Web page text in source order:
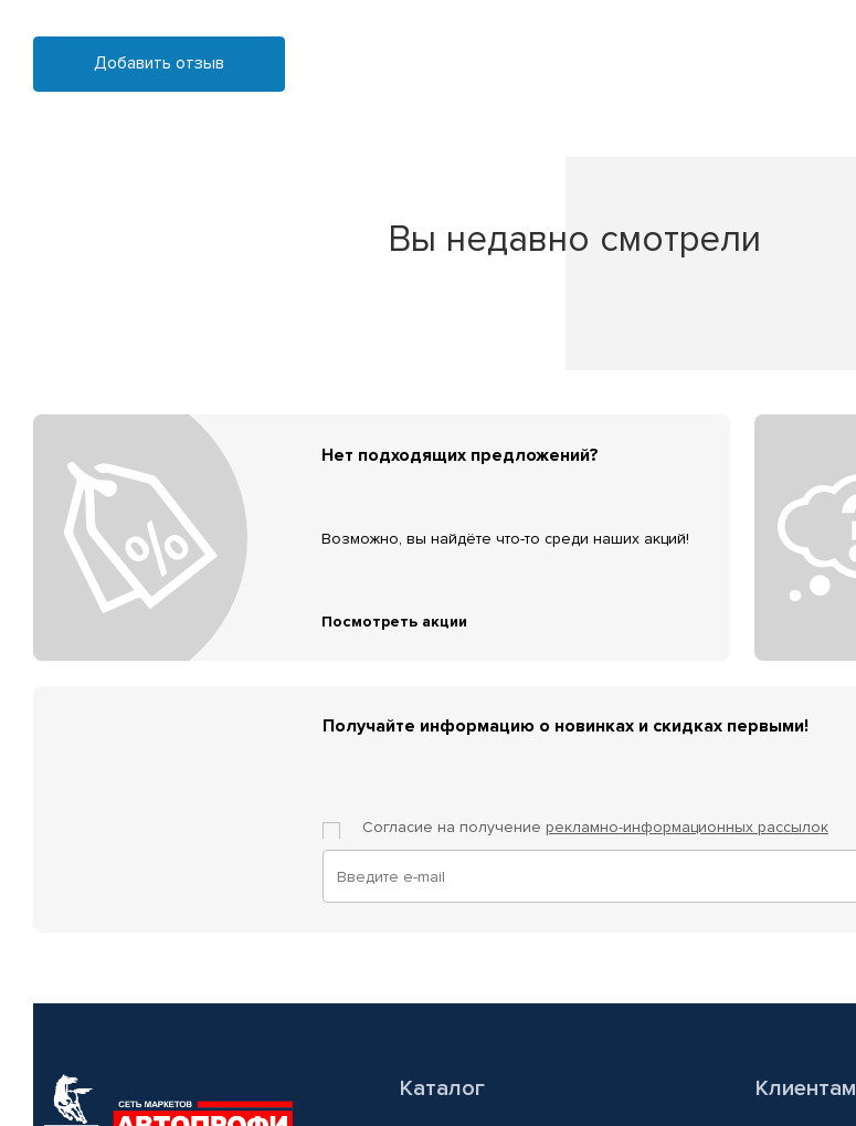
Добавить отзыв
Вы недавно смотрели
Нет подходящих предложений?
Возможно, вы найдёте что-то среди наших акций!
Посмотреть акции
Получайте информацию о новинках и скидках первыми!
Согласие на получение рекламно-информационных рассылок
Каталог Клиентам